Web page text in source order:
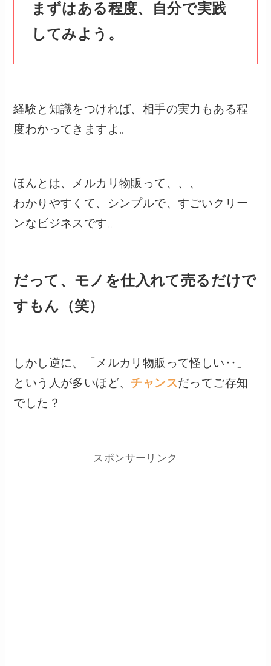
まずはある程度、自分で実践
してみよう。
経験と知識をつければ、相手の実力もある程
度わかってきますよ。
ほんとは、メルカリ物販って、、、
わかりやすくて、シンプルで、すごいクリー
ンなビジネスです。
だって、モノを仕入れて売るだけで
すもん（笑）
しかし逆に、「メルカリ物販って怪しい‥」
という人が多いほど、 チャンスだってご存知
でした？
スポンサーリンク